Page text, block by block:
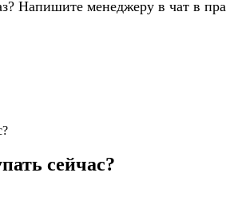
Напишите менеджеру в чат в
сейчас?